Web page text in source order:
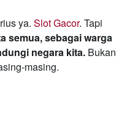
ya. Slot Gacor. Tapi
semua, sebagai warga
negara kita. Bukan
masing.